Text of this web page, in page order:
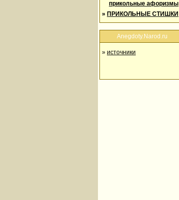
прикольные афоризмы
» ПРИКОЛЬНЫЕ СТИШКИ
Anegdoty.Narod.ru
» источники